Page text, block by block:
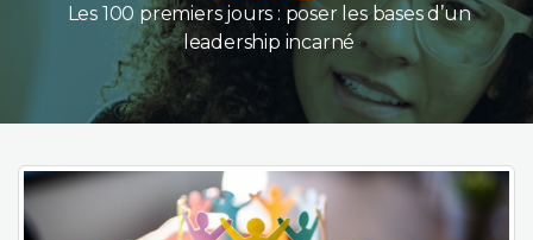
Les 100 premiers jours : poser les bases d’un
leadership incarné